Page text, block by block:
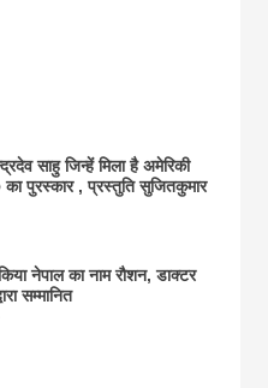
साहु जिन्हें मिला है अमेरिकी
पुरस्कार , प्रस्तुति सुजितकुमार
नेपाल का नाम राैशन, डाक्टर
सम्मानित